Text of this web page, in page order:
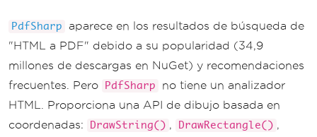
PdfSharp
aparece en los resultados de búsqueda de
"HTML a PDF" debido a su popularidad (34,9
millones de descargas en NuGet) y recomendaciones
frecuentes. Pero
PdfSharp
no tiene un analizador
HTML. Proporciona una API de dibujo basada en
coordenadas:
DrawString() , DrawRectangle() ,